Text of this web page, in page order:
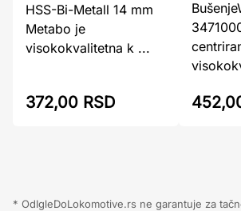
HSS-Bi-Metall 14 mm
Metabo je
visokokvalitetna k ...
372,00 RSD
* OdIgleDoLokomotive.rs ne garantuje za